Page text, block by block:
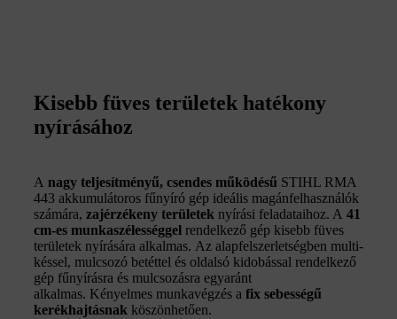
Kisebb füves területek hatékony
nyírásához
A nagy teljesítményű, csendes működésű STIHL RMA
443 akkumulátoros fűnyíró gép ideális magánfelhasználók
számára, zajérzékeny területek nyírási feladataihoz. A 41
cm-es munkaszélességgel rendelkező gép kisebb füves
területek nyírására alkalmas. Az alapfelszerletségben multi-
késsel, mulcsozó betéttel és oldalsó kidobással rendelkező
gép fűnyírásra és mulcsozásra egyaránt
alkalmas. Kényelmes munkavégzés a fix sebességű
kerékhajtásnak köszönhetően.